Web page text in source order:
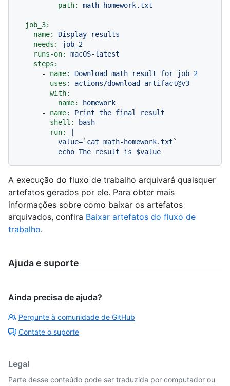
path:
math-homework.txt
job_3:
name:
Display
results
needs:
job_2
runs-on:
macOS-latest
steps:
-
name: Download math result for job 2
uses:
actions/download-artifact@v3
with:
name:
homework
-
name: Print the final
result
shell:
bash
run:
A execução do fluxo de trabalho arquivará quaisquer
artefatos gerados por ele. Para obter mais
informações sobre como baixar os artefatos
arquivados, confira Baixar artefatos do fluxo de
trabalho.
Ajuda e suporte
Ainda precisa de ajuda?
Pergunte à comunidade de GitHub
Contate o suporte
Legal
Parte desse conteúdo pode ser traduzida por computador ou